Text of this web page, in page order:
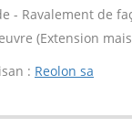
- Ravalement de
(Extension
: Reolon sa